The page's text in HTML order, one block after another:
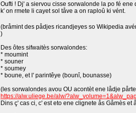
Oufti ! Dj' a siervou cisse sorwalonde la po fé
k' on rmete li cayet sol tåve a on raploû ki vént.
(bråmint des pådjes ricandjeyes so Wikipedia
)
Des ôtes sifwaitès sorwalondes:
* moumint
* souner
* soumey
* boune, et l' parintêye (bounî, bounasse)
(les sorwalondes avou OU acontèt ene lådje
https://alw.uliege.be/alw/
Dins ç' cas ci, c' est eto ene clignete ås Gåmès et